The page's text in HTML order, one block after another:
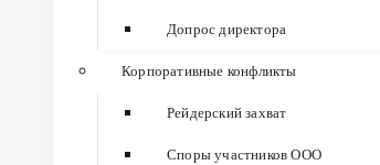
Допрос директора
Корпоративные конфликты
Рейдерский захват
Споры участников ООО